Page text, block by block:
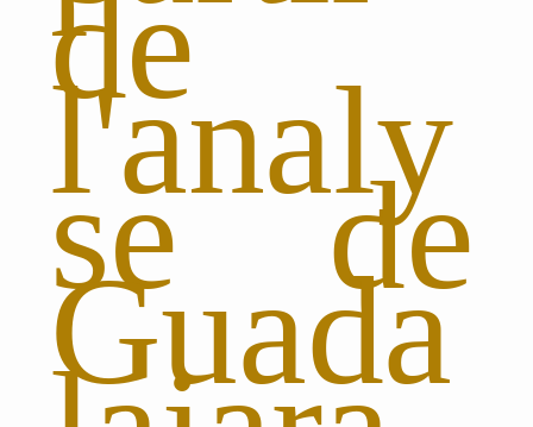
de
l'analy
se de
Guada